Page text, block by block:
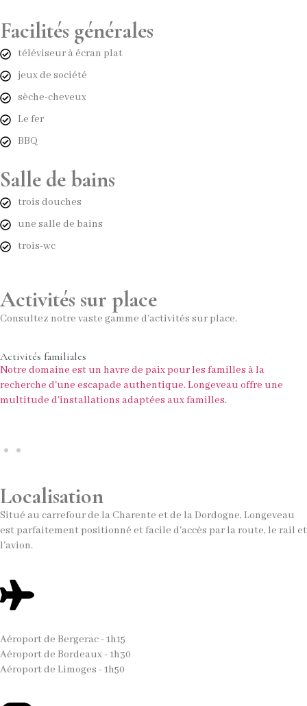
Facilités générales
téléviseur à écran plat
jeux de société
sèche-cheveux
Le fer
BBQ
Salle de bains
trois douches
une salle de bains
trois-wc
Activités sur place
Consultez notre vaste gamme d'activités sur place.
Activités familiales
Notre domaine est un havre de paix pour les familles à la
recherche d'une escapade authentique. Longeveau offre une
multitude d'installations adaptées aux familles.
Localisation
Situé au carrefour de la Charente et de la Dordogne, Longeveau
est parfaitement positionné et facile d'accès par la route, le rail et
l'avion.
Aéroport de Bergerac - 1h15
Aéroport de Bordeaux - 1h30
Aéroport de Limoges - 1h50